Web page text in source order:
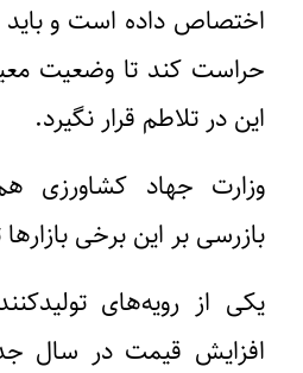
اختصاص داده است و باید
حراست کند تا وضعیت
این در تلاطم قرار نگیرد.
وزارت جهاد کشاورزی
بازرسی بر این برخی بازارها
یکی از رویه‌های
افزایش قیمت در سال